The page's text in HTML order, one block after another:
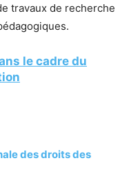
travaux de recherche
le cadre du
des droits des